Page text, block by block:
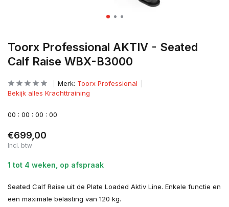
Toorx Professional AKTIV - Seated
Calf Raise WBX-B3000
Merk: Toorx Professional
Bekijk alles Krachttraining
00 : 00 : 00 : 00
€699,00
Incl. btw
1 tot 4 weken, op afspraak
Seated Calf Raise uit de Plate Loaded Aktiv Line. Enkele functie en
een maximale belasting van 120 kg.